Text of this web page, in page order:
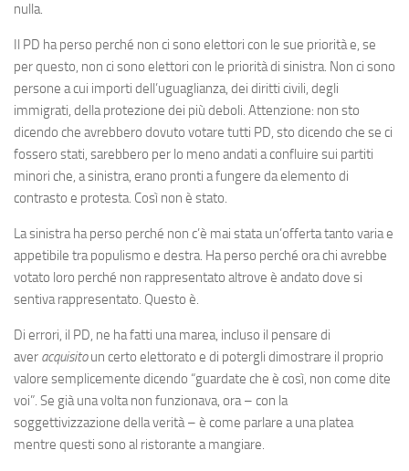
nulla.
Il PD ha perso perché non ci sono elettori con le sue priorità e, se
per questo, non ci sono elettori con le priorità di sinistra. Non ci sono
persone a cui importi dell’uguaglianza, dei diritti civili, degli
immigrati, della protezione dei più deboli. Attenzione: non sto
dicendo che avrebbero dovuto votare tutti PD, sto dicendo che se ci
fossero stati, sarebbero per lo meno andati a confluire sui partiti
minori che, a sinistra, erano pronti a fungere da elemento di
contrasto e protesta. Così non è stato.
La sinistra ha perso perché non c’è mai stata un’offerta tanto varia e
appetibile tra populismo e destra. Ha perso perché ora chi avrebbe
votato loro perché non rappresentato altrove è andato dove si
sentiva rappresentato. Questo è.
Di errori, il PD, ne ha fatti una marea, incluso il pensare di
aver acquisitoun certo elettorato e di potergli dimostrare il proprio
valore semplicemente dicendo “guardate che è così, non come dite
voi”. Se già una volta non funzionava, ora – con la
soggettivizzazione della verità – è come parlare a una platea
mentre questi sono al ristorante a mangiare.